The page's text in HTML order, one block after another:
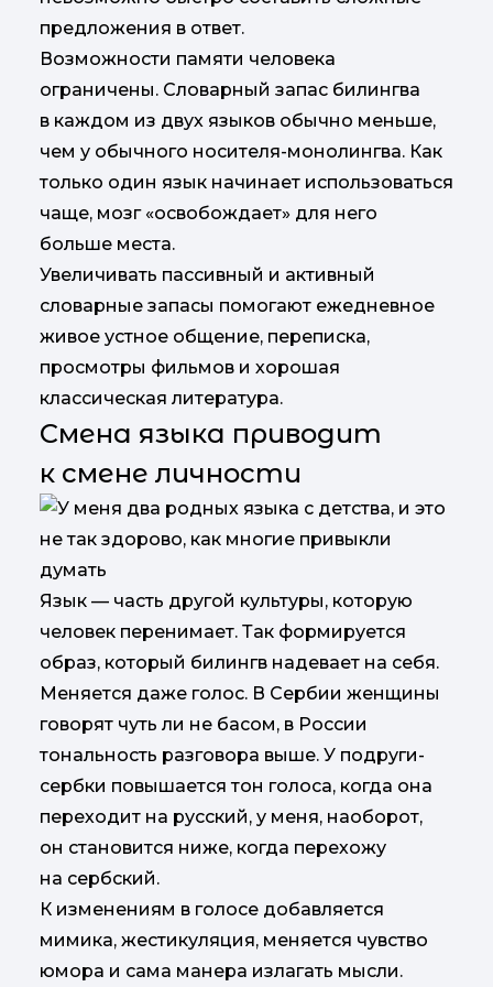
предложения в ответ.
Возможности памяти человека
ограничены. Словарный запас билингва
в каждом из двух языков обычно меньше,
чем у обычного носителя-монолингва. Как
только один язык начинает использоваться
чаще, мозг «освобождает» для него
больше места.
Увеличивать пассивный и активный
словарные запасы помогают ежедневное
живое устное общение, переписка,
просмотры фильмов и хорошая
классическая литература.
Смена языка приводит
к смене личности
Язык — часть другой культуры, которую
человек перенимает. Так формируется
образ, который билингв надевает на себя.
Меняется даже голос. В Сербии женщины
говорят чуть ли не басом, в России
тональность разговора выше. У подруги-
сербки повышается тон голоса, когда она
переходит на русский, у меня, наоборот,
он становится ниже, когда перехожу
на сербский.
К изменениям в голосе добавляется
мимика, жестикуляция, меняется чувство
юмора и сама манера излагать мысли.